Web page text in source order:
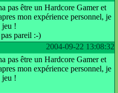
pas être un Hardcore Gamer et
mon expérience personnel, je
jeu !
pareil :-)
2004-09-22 13:08:32
pas être un Hardcore Gamer et
mon expérience personnel, je
jeu !